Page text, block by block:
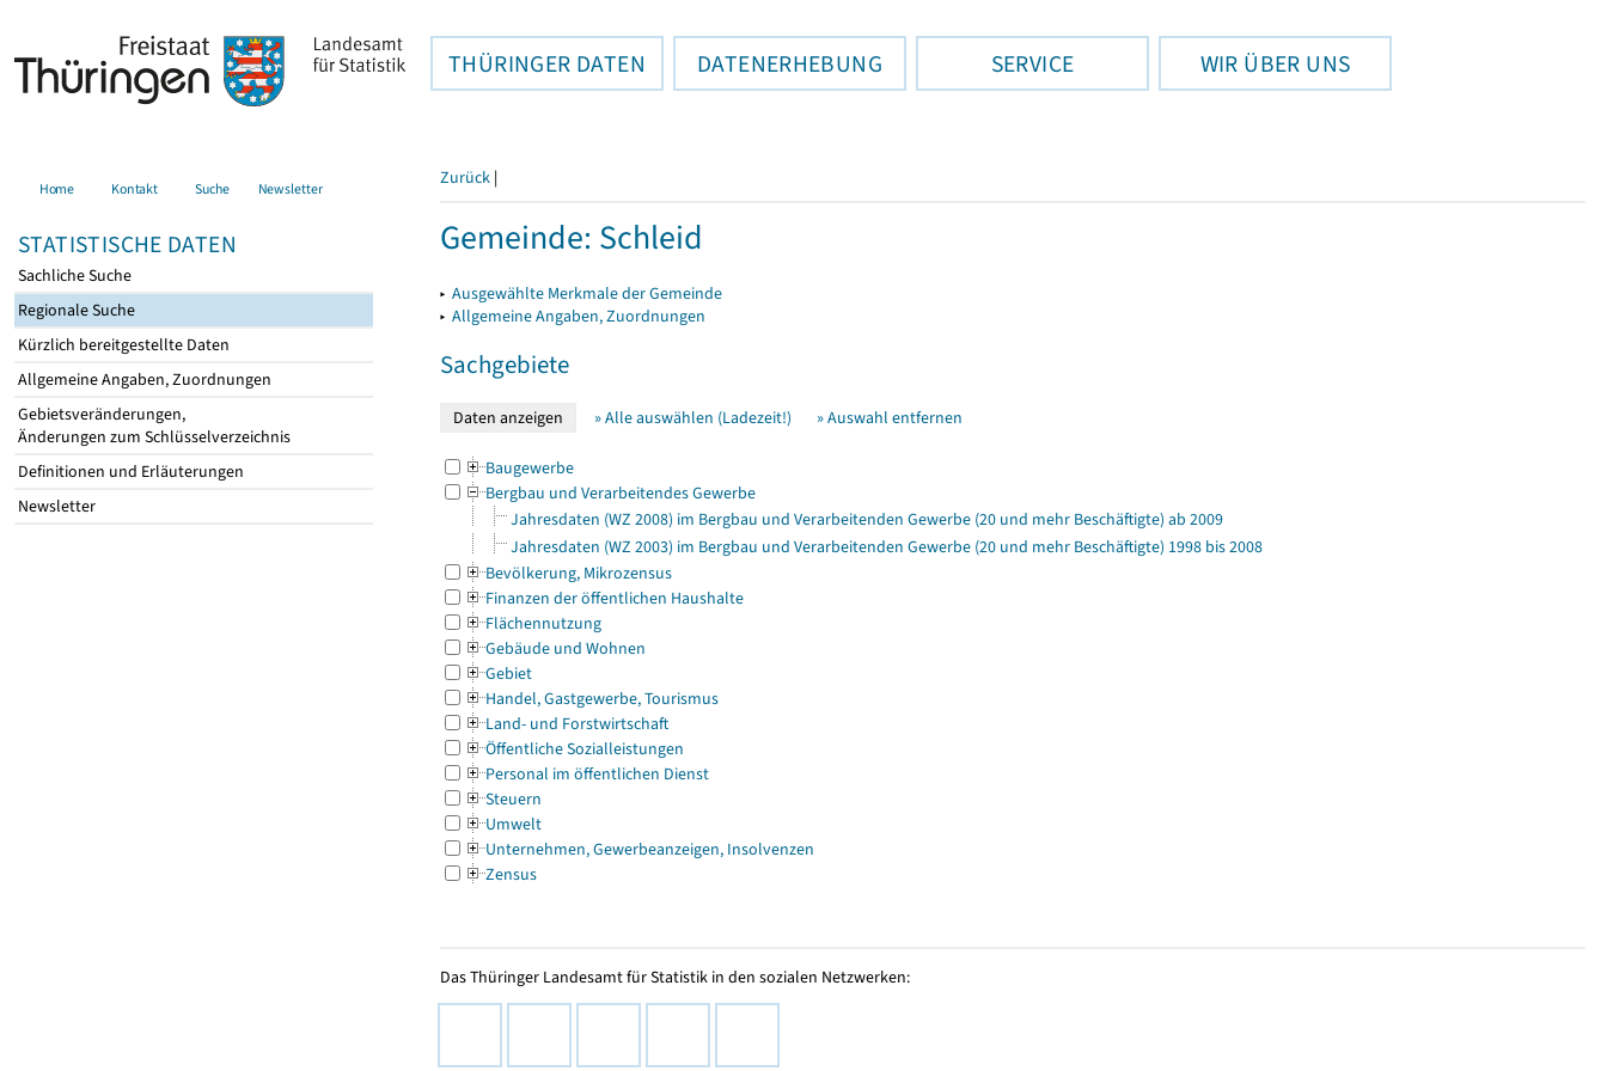
THÜRINGER DATEN DATENERHEBUNG SERVICE WIR ÜBER UNS
Home Kontakt Suche Newsletter
STATISTISCHE DATEN
Sachliche Suche
Regionale Suche
Kürzlich bereitgestellte Daten
Allgemeine Angaben, Zuordnungen
Gebietsveränderungen,
Änderungen zum Schlüsselverzeichnis
Definitionen und Erläuterungen
Newsletter
Zurück |
Gemeinde: Schleid
▸ Ausgewählte Merkmale der Gemeinde
▸ Allgemeine Angaben, Zuordnungen
Sachgebiete
» Alle auswählen (Ladezeit!) » Auswahl entfernen
Baugewerbe
Bergbau und Verarbeitendes Gewerbe
Jahresdaten (WZ 2008) im Bergbau und Verarbeitenden Gewerbe (20 und mehr Beschäftigte) ab 2009
Jahresdaten (WZ 2003) im Bergbau und Verarbeitenden Gewerbe (20 und mehr Beschäftigte) 1998 bis 2008
Bevölkerung, Mikrozensus
Finanzen der öffentlichen Haushalte
Flächennutzung
Gebäude und Wohnen
Gebiet
Handel, Gastgewerbe, Tourismus
Land- und Forstwirtschaft
Öffentliche Sozialleistungen
Personal im öffentlichen Dienst
Steuern
Umwelt
Unternehmen, Gewerbeanzeigen, Insolvenzen
Zensus
Das Thüringer Landesamt für Statistik in den sozialen Netzwerken: